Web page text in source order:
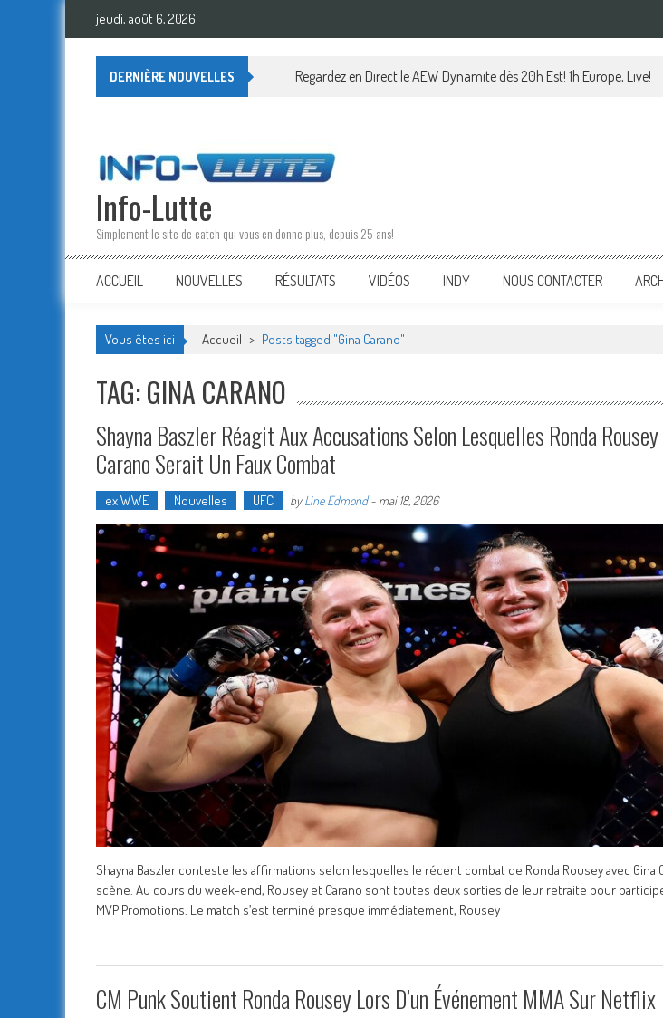
Skip
jeudi, août 6, 2026
DERNIÈRE NOUVELLES Regardez en Direct le AEW Dynamite dès 20h Est! 1h Europe, Live!
Info-Lutte
Simplement le site de catch qui vous en donne plus, depuis 25 ans!
ACCUEIL NOUVELLES RÉSULTATS VIDÉOS INDY NOUS CONTACTER
Vous êtes ici Accueil > Posts tagged "Gina Carano"
TAG: GINA CARANO
Shayna Baszler Réagit Aux Accusations Selon Lesquelles Ronda
Carano Serait Un Faux Combat
ex WWE Nouvelles UFC byLine Edmond- mai 18, 2026
Shayna Baszler conteste les affirmations selon lesquelles le récent combat de Ronda Rousey avec Gina
scène. Au cours du week-end, Rousey et Carano sont toutes deux sorties de leur retraite pour
MVP Promotions. Le match s’est terminé presque immédiatement, Rousey
CM Punk Soutient Ronda Rousey Lors D’un Événement MMA Sur Netflix